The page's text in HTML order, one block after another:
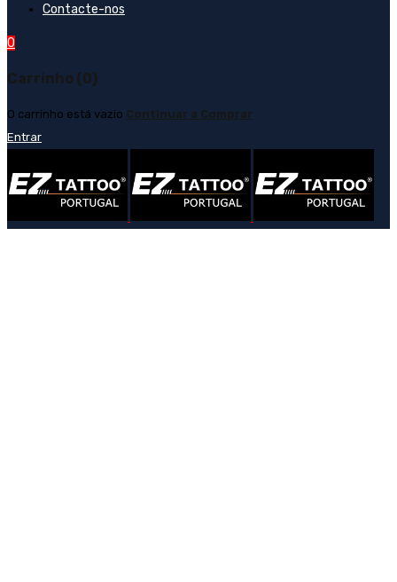
Contacte-nos
0
Carrinho (0)
O carrinho está vazio Continuar a Comprar
Entrar